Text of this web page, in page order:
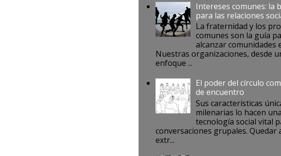
Intereses comunes: la
para las relaciones
La fraternidad y los
comunes son la guía
alcanzar comunidades
Nuestras organizaciones, desde
enfoque ...
El poder del círculo
de encuentro
Sus características
milenarias lo hacen
tecnología social vital
conversaciones grupales. Quedar
extr...